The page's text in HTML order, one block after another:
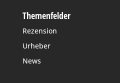
Themenfelder
Rezension
Urheber
News